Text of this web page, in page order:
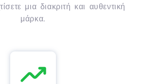
μια διακριτή και αυθεντική
μάρκα.